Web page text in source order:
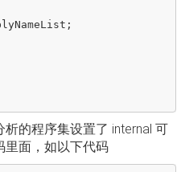
;
的程序集设置了 internal 可
里面，如以下代码